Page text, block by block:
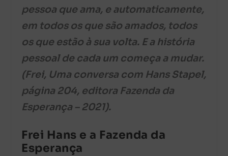
pessoa que ama, e automaticamente,
em todos os que são amados, todos
os que estão à sua volta. E a história
pessoal de cada um começa a mudar.
(Frei, Uma conversa com Hans Stapel,
página 204, editora Fazenda da
Esperança – 2021).
Frei Hans e a Fazenda da
Esperança